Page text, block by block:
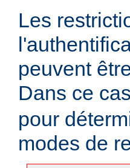
Les
peuvent
Dans ce
pour
modes de